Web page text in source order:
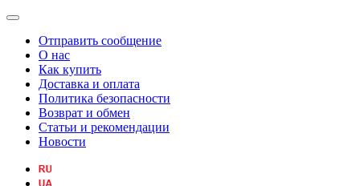
Отправить сообщение
О нас
Как купить
Доставка и оплата
Политика безопасности
Возврат и обмен
Статьи и рекомендации
Новости